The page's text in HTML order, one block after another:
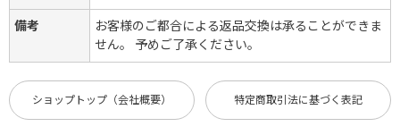
備考
お客様のご都合による返品交換は承ることができま
せん。 予めご了承ください。
ショップトップ（会社概要） 特定商取引法に基づく表記